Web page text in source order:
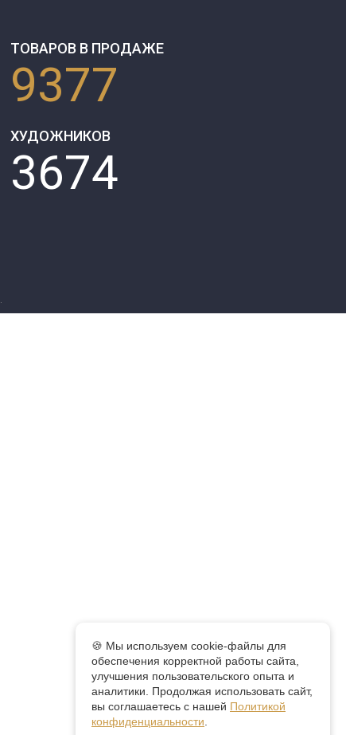
ТОВАРОВ В ПРОДАЖЕ
9377
ХУДОЖНИКОВ
3674
🍪 Мы используем cookie-файлы для
обеспечения корректной работы сайта,
улучшения пользовательского опыта и
аналитики. Продолжая использовать сайт,
вы соглашаетесь с нашей Политикой
конфиденциальности